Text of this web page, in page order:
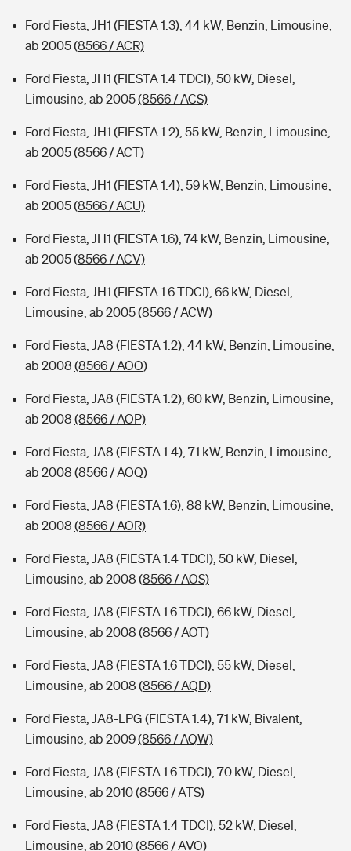
Ford Fiesta, JH1 (FIESTA 1.3), 44 kW, Benzin, Limousine,
ab 2005(8566 / ACR)
Ford Fiesta, JH1 (FIESTA 1.4 TDCI), 50 kW, Diesel,
Limousine, ab 2005(8566 / ACS)
Ford Fiesta, JH1 (FIESTA 1.2), 55 kW, Benzin, Limousine,
ab 2005(8566 / ACT)
Ford Fiesta, JH1 (FIESTA 1.4), 59 kW, Benzin, Limousine,
ab 2005(8566 / ACU)
Ford Fiesta, JH1 (FIESTA 1.6), 74 kW, Benzin, Limousine,
ab 2005(8566 / ACV)
Ford Fiesta, JH1 (FIESTA 1.6 TDCI), 66 kW, Diesel,
Limousine, ab 2005(8566 / ACW)
Ford Fiesta, JA8 (FIESTA 1.2), 44 kW, Benzin, Limousine,
ab 2008 (8566 / AOO)
Ford Fiesta, JA8 (FIESTA 1.2), 60 kW, Benzin, Limousine,
ab 2008 (8566 / AOP)
Ford Fiesta, JA8 (FIESTA 1.4), 71 kW, Benzin, Limousine,
ab 2008 (8566 / AOQ)
Ford Fiesta, JA8 (FIESTA 1.6), 88 kW, Benzin, Limousine,
ab 2008 (8566 / AOR)
Ford Fiesta, JA8 (FIESTA 1.4 TDCI), 50 kW, Diesel,
Limousine, ab 2008 (8566 / AOS)
Ford Fiesta, JA8 (FIESTA 1.6 TDCI), 66 kW, Diesel,
Limousine, ab 2008 (8566 / AOT)
Ford Fiesta, JA8 (FIESTA 1.6 TDCI), 55 kW, Diesel,
Limousine, ab 2008 (8566 / AQD)
Ford Fiesta, JA8-LPG (FIESTA 1.4), 71 kW, Bivalent,
Limousine, ab 2009(8566 / AQW)
Ford Fiesta, JA8 (FIESTA 1.6 TDCI), 70 kW, Diesel,
Limousine, ab 2010(8566 / ATS)
Ford Fiesta, JA8 (FIESTA 1.4 TDCI), 52 kW, Diesel,
Limousine, ab 2010(8566 / AVO)